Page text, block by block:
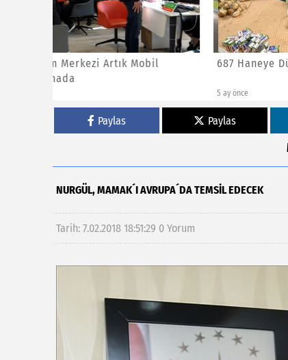
687 Haneye Düzenli Yemek Desteği
Paylas Paylas
NURGÜL, MAMAK´I AVRUPA´DA TEMSIL EDECEK
Tarih: 7.02.2018 18:51:29 0 Yorum